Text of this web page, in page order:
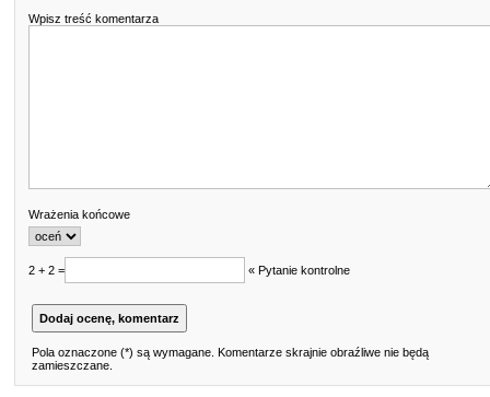
Wpisz treść komentarza
Wrażenia końcowe
2 + 2 = « Pytanie kontrolne
Pola oznaczone (*) są wymagane. Komentarze skrajnie obraźliwe nie będą
zamieszczane.